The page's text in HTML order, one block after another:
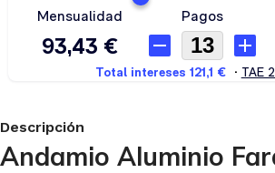
Descripción
Andamio Aluminio